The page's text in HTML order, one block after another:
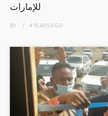
للإمارات
BY 4 YEARSAGO